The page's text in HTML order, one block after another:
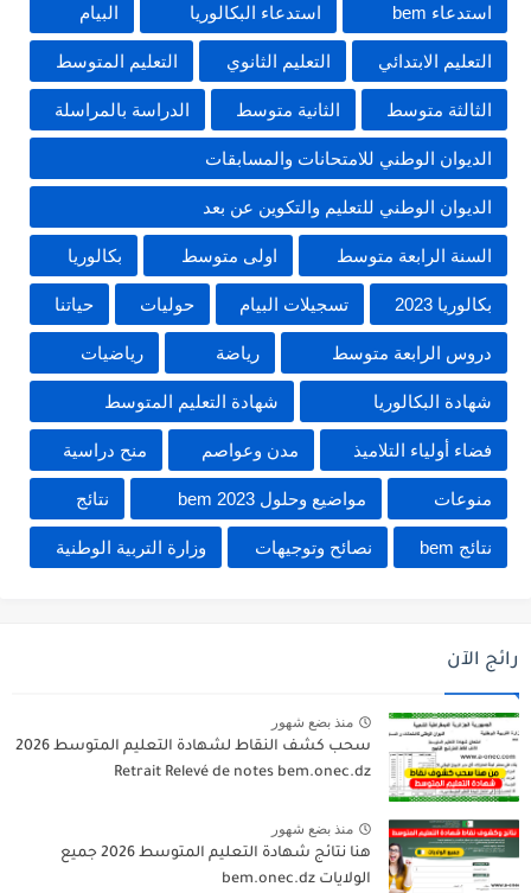
استدعاء bem استدعاء البكالوريا البيام
التعليم الابتدائي التعليم الثانوي التعليم المتوسط
الثالثة متوسط الثانية متوسط الدراسة بالمراسلة
الديوان الوطني للامتحانات والمسابقات
الديوان الوطني للتعليم والتكوين عن بعد
السنة الرابعة متوسط اولى متوسط بكالوريا
بكالوريا 2023 تسجيلات البيام حوليات حياتنا
دروس الرابعة متوسط رياضة رياضيات
شهادة البكالوريا شهادة التعليم المتوسط
فضاء أولياء التلاميذ مدن وعواصم منح دراسية
منوعات مواضيع وحلول 2023 bem نتائج
نتائج bem نصائح وتوجيهات وزارة التربية الوطنية
رائج الآن
منذ بضع شهور
سحب كشف النقاط لشهادة التعليم المتوسط 2026
Retrait Relevé de notes bem.onec.dz
منذ بضع شهور
هنا نتائج شهادة التعليم المتوسط 2026 جميع
الولايات bem.onec.dz